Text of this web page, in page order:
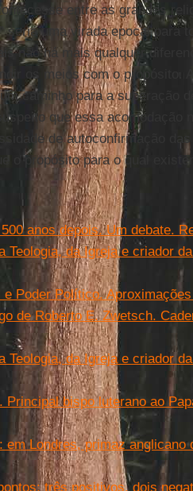
entre as grandes
seria uma virada epocal para
não há mais qualquer
os meios com o propósito. A
um caminho para a superação
que essa acomodação
de autoconfirmação
o propósito para o qual
anos depois. Um debate.
Teologia, da Igreja e criador
Poder Político.
de Roberto E. Zwetsch.
Teologia, da Igreja e criador
Principal bispo luterano ao
em Londres, primaz anglicano
três positivos, dois